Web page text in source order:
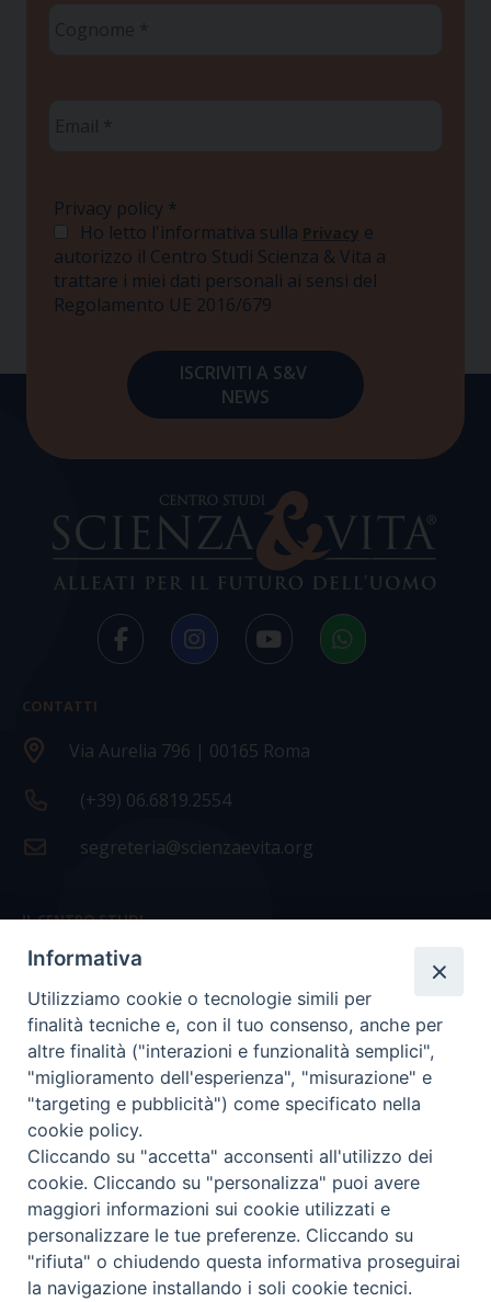
Privacy policy *
Ho letto l'informativa sulla Privacy e
autorizzo il Centro Studi Scienza & Vita a
trattare i miei dati personali ai sensi del
Regolamento UE 2016/679
CONTATTI
Via Aurelia 796 | 00165 Roma
(+39) 06.6819.2554
segreteria@scienzaevita.org
IL CENTRO STUDI
La nostra storia
Statuto
Presidenza e ufficio presidenza
Consiglio scientifico
Coordinamento nazionale
COPYRIGHT Scienza & Vita - C.F96600690588- Tutti i
diritti -Privacy- Credits
Informativa
Utilizziamo cookie o tecnologie simili per
finalità tecniche e, con il tuo consenso, anche per
altre finalità ("interazioni e funzionalità semplici",
"miglioramento dell'esperienza", "misurazione" e
"targeting e pubblicità") come specificato nella
cookie policy.
Cliccando su "accetta" acconsenti all'utilizzo dei
cookie. Cliccando su "personalizza" puoi avere
maggiori informazioni sui cookie utilizzati e
personalizzare le tue preferenze. Cliccando su
"rifiuta" o chiudendo questa informativa proseguirai
la navigazione installando i soli cookie tecnici.